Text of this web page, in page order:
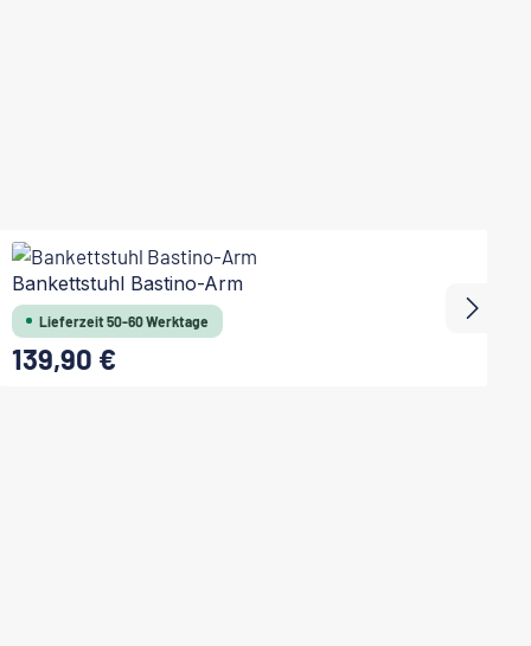
Bankettstuhl Bastino-Arm
Lieferzeit 50-60 Werktage
Regulärer Preis:
139,90 €